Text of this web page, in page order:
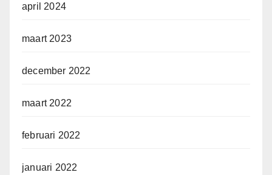
april 2024
maart 2023
december 2022
maart 2022
februari 2022
januari 2022